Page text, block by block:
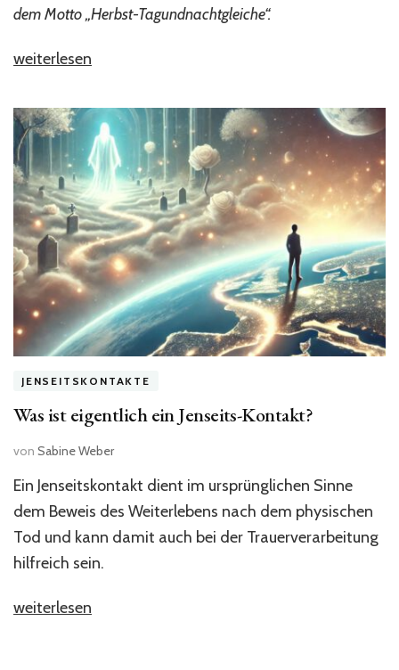
dem Motto „Herbst-Tagundnachtgleiche“.
„Impressionen
„Offenen
Abend“
am
19.09.24“
weiterlesen
JENSEITSKONTAKTE
Was ist eigentlich ein Jenseits-Kontakt?
von Sabine Weber
Ein Jenseitskontakt dient im ursprünglichen Sinne
dem Beweis des Weiterlebens nach dem physischen
Tod und kann damit auch bei der Trauerverarbeitung
hilfreich sein.
„Was
weiterlesen